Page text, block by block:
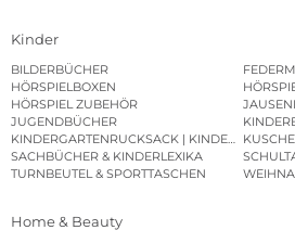
Kinder
BILDERBÜCHER
HÖRSPIELBOXEN
HÖRSPIEL ZUBEHÖR
JUGENDBÜCHER
KINDERGARTENRUCKSACK |
SACHBÜCHER & KINDERLEXIKA
TURNBEUTEL & SPORTTASCHEN
Home & Beauty